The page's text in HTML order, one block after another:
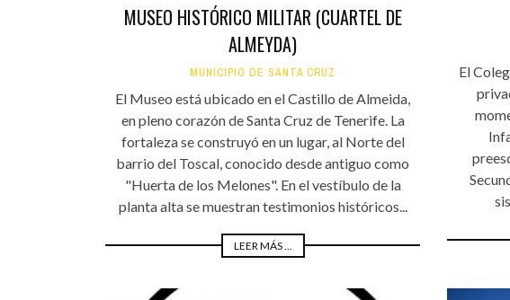
MUSEO HISTÓRICO MILITAR (CUARTEL DE
ALMEYDA)
MUNICIPIO DE SANTA CRUZ
El Museo está ubicado en el Castillo de Almeida,
en pleno corazón de Santa Cruz de Tenerife. La
fortaleza se construyó en un lugar, al Norte del
barrio del Toscal, conocido desde antiguo como
"Huerta de los Melones". En el vestíbulo de la
planta alta se muestran testimonios históricos...
LEER MÁS ...
El